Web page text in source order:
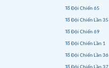
Tổ Đội Chiến 65
Tổ Đội Chiến Lần 35
Tổ Đội Chiến 69
Tổ Đội Chiến Lần 1
Tổ Đội Chiến Lần 36